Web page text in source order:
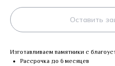
Оставить
Изготавливаем памятники с
Рассрочка до 6 месяцев